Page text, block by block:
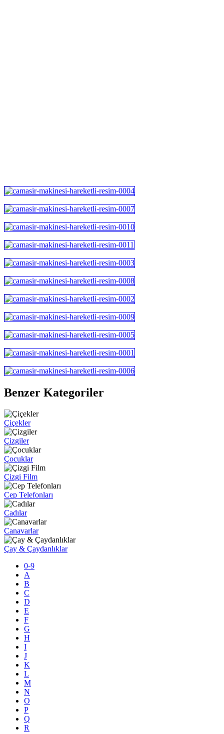
Benzer Kategoriler
Çiçekler
Çizgiler
Çocuklar
Çizgi Film
Cep Telefonları
Cadılar
Canavarlar
Çay & Çaydanlıklar
0-9
A
B
C
D
E
F
G
H
I
J
K
L
M
N
O
P
Q
R